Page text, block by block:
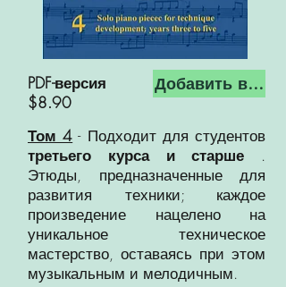
PDF-версия
$8.90
Добавить в
Том 4 - Подходит для студентов
третьего курса и старше .
Этюды, предназначенные для
развития техники; каждое
произведение нацелено на
уникальное техническое
мастерство, оставаясь при этом
музыкальным и мелодичным.